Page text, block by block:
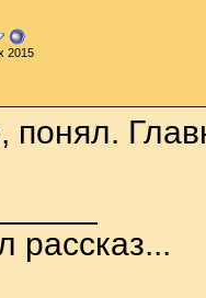
2015
, понял.
рассказ...